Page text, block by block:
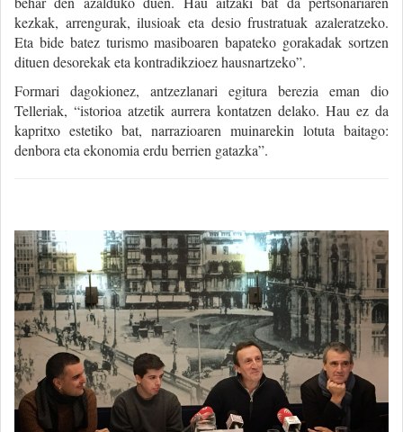
kezkak, arrengurak, ilusioak eta desio frustratuak azaleratzeko.
Eta bide batez turismo masiboaren bapateko gorakadak sortzen
dituen desorekak eta kontradikzioez hausnartzeko”.
Formari dagokionez, antzezlanari egitura berezia eman dio
Telleriak, “istorioa atzetik aurrera kontatzen delako. Hau ez da
kapritxo estetiko bat, narrazioaren muinarekin lotuta baitago:
denbora eta ekonomia erdu berrien gatazka”.